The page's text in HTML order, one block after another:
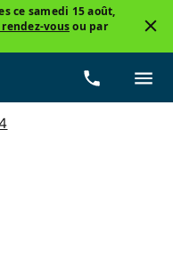
ce samedi 15 août,
rendez-vousou par